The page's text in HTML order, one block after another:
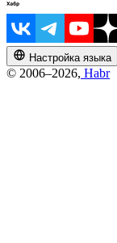
Настройка языка
© 2006–2026, Habr